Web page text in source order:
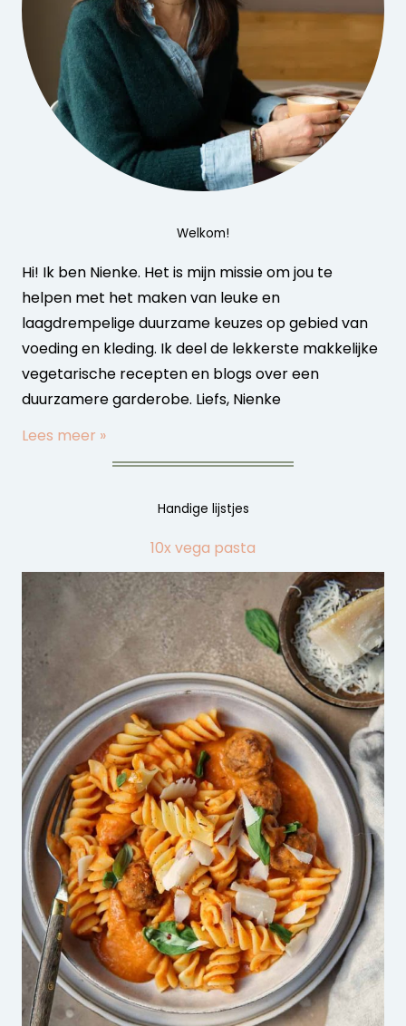
Welkom!
Hi! Ik ben Nienke. Het is mijn missie om jou te
helpen met het maken van leuke en
laagdrempelige duurzame keuzes op gebied van
voeding en kleding. Ik deel de lekkerste makkelijke
vegetarische recepten en blogs over een
duurzamere garderobe. Liefs, Nienke
Lees meer »
Handige lijstjes
10x vega pasta